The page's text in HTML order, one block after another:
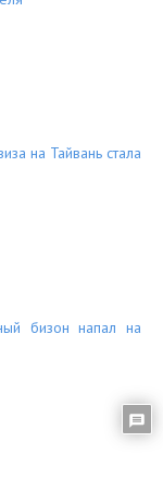
на Тайвань стала
бизон напал на